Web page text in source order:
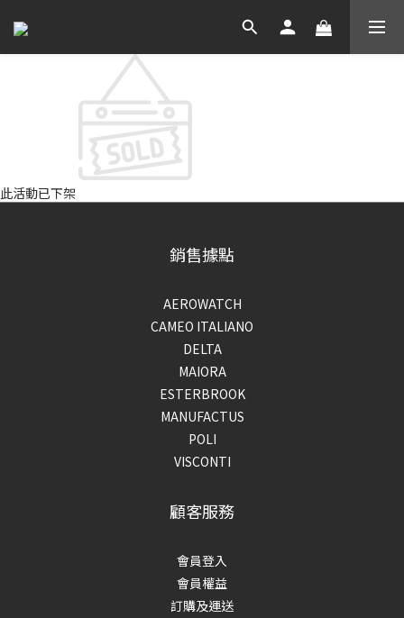
此活動已下架
銷售據點
AEROWATCH
CAMEO ITALIANO
DELTA
MAIORA
ESTERBROOK
MANUFACTUS
POLI
VISCONTI
顧客服務
會員登入
會員權益
訂購及運送